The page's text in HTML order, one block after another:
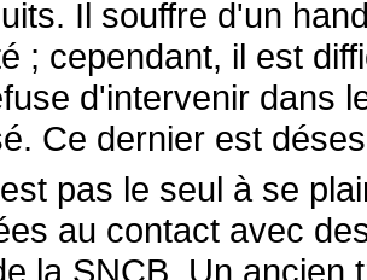
Il souffre d'un
; cependant, il est
d'intervenir dans
Ce dernier est
pas le seul à se
au contact avec
la SNCB. Un ancien